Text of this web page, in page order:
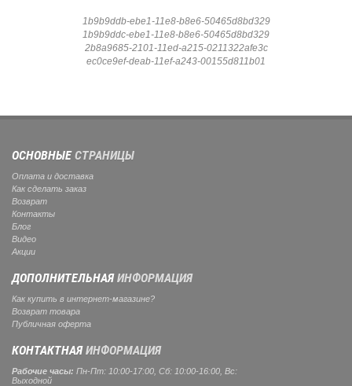
1b9b9ddb-ebe1-11e8-b8e6-50465d8bd329
1b9b9ddc-ebe1-11e8-b8e6-50465d8bd329
2b8a9685-2101-11ed-a215-0211322afe3c
ec0ce9ef-deab-11ef-a243-00155d811b01
ОСНОВНЫЕСТРАНИЦЫ
Оплата и доставка
Как сделать заказ
Возврат
Контакты
Блог
Видео
Акции
ДОПОЛНИТЕЛЬНАЯИНФОРМАЦИЯ
Как купить в интернет-магазине?
Возврат товара
Публичная оферта
КОНТАКТНАЯИНФОРМАЦИЯ
Рабочие часы: Пн-Пт: 10:00-17:00, Сб: 10:00-16:00, Вс:
Выходной